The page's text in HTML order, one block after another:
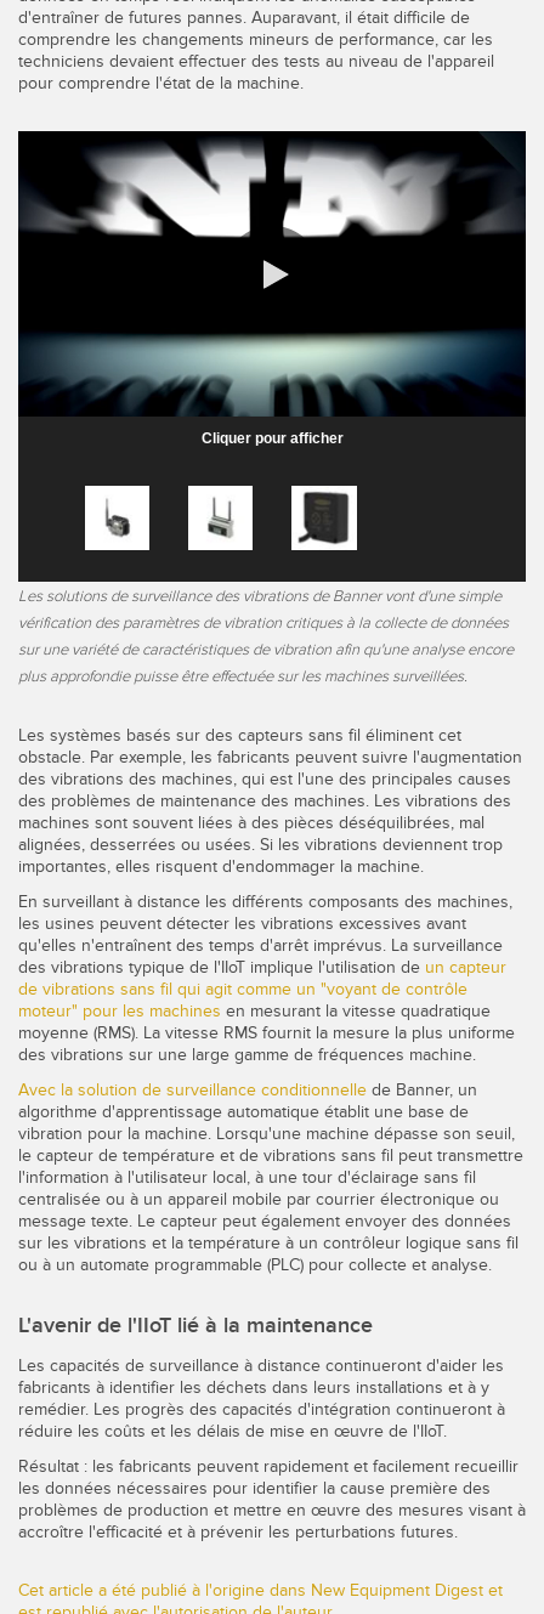
d'entraîner de futures pannes. Auparavant, il était difficile de
comprendre les changements mineurs de performance, car les
techniciens devaient effectuer des tests au niveau de l'appareil
pour comprendre l'état de la machine.
0:00 / 1:46
Cliquer pour afficher
Les solutions de surveillance des vibrations de Banner vont d'une simple
vérification des paramètres de vibration critiques à la collecte de données
sur une variété de caractéristiques de vibration afin qu'une analyse encore
plus approfondie puisse être effectuée sur les machines surveillées.
Les systèmes basés sur des capteurs sans fil éliminent cet
obstacle. Par exemple, les fabricants peuvent suivre l'augmentation
des vibrations des machines, qui est l'une des principales causes
des problèmes de maintenance des machines. Les vibrations des
machines sont souvent liées à des pièces déséquilibrées, mal
alignées, desserrées ou usées. Si les vibrations deviennent trop
importantes, elles risquent d'endommager la machine.
En surveillant à distance les différents composants des machines,
les usines peuvent détecter les vibrations excessives avant
qu'elles n'entraînent des temps d'arrêt imprévus. La surveillance
des vibrations typique de l'IIoT implique l'utilisation de un capteur
de vibrations sans fil qui agit comme un "voyant de contrôle
moteur" pour les machines en mesurant la vitesse quadratique
moyenne (RMS). La vitesse RMS fournit la mesure la plus uniforme
des vibrations sur une large gamme de fréquences machine.
Avec la solution de surveillance conditionnelle de Banner, un
algorithme d'apprentissage automatique établit une base de
vibration pour la machine. Lorsqu'une machine dépasse son seuil,
le capteur de température et de vibrations sans fil peut transmettre
l'information à l'utilisateur local, à une tour d'éclairage sans fil
centralisée ou à un appareil mobile par courrier électronique ou
message texte. Le capteur peut également envoyer des données
sur les vibrations et la température à un contrôleur logique sans fil
ou à un automate programmable (PLC) pour collecte et analyse.
L'avenir de l'IIoT lié à la maintenance
Les capacités de surveillance à distance continueront d'aider les
fabricants à identifier les déchets dans leurs installations et à y
remédier. Les progrès des capacités d'intégration continueront à
réduire les coûts et les délais de mise en œuvre de l'IIoT.
Résultat : les fabricants peuvent rapidement et facilement recueillir
les données nécessaires pour identifier la cause première des
problèmes de production et mettre en œuvre des mesures visant à
accroître l'efficacité et à prévenir les perturbations futures.
Cet article a été publié à l'origine dans New Equipment Digest et